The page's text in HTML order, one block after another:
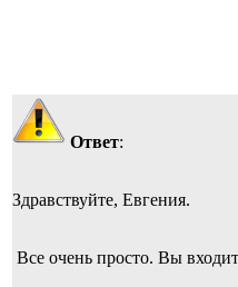
Ответ:
Здравствуйте, Евгения.
Все очень просто. Вы